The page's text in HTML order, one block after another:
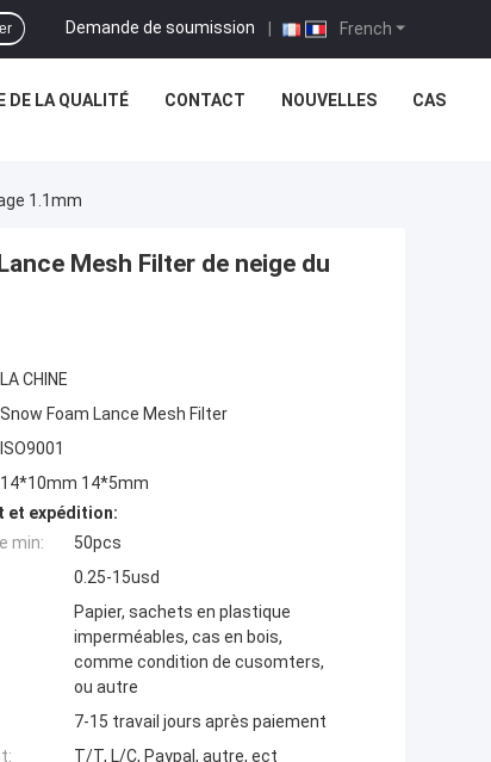
French
Demande de soumission |
DE LA QUALITÉ CONTACT NOUVELLES CAS
1.1mm
Mesh Filter de neige du
LA CHINE
Snow Foam Lance Mesh Filter
ISO9001
14*10mm 14*5mm
et expédition:
min:
50pcs
0.25-15usd
Papier, sachets en plastique
imperméables, cas en bois,
comme condition de cusomters,
ou autre
7-15 travail jours après paiement
T/T, L/C, Paypal, autre, ect